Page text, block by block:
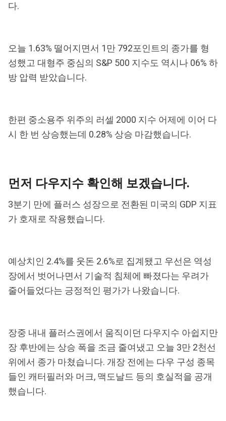
다.
오늘 1.63% 떨어지면서 1만 792포인트의 종가를 형
성했고 대형주 중심의 S&P 500 지수도 역시나 06% 하
방 압력 받았습니다.
한편 중소용주 위주의 러셀 2000 지수 어제에 이어 다
시 한 번 상승했는데 0.28% 상승 마감했습니다.
먼저 다우지수 확인해 보겠습니다.
3분기 만에 플러스 성장으로 전환된 미국의 GDP 지표
가 호재로 작용했습니다.
예상치인 2.4%를 웃돈 2.6%로 집계됐고 우선은 역성
장에서 벗어나면서 기술적 침체에 빠졌다는 우려가
줄어들었다는 긍정적인 평가가 나왔습니다.
장중 내내 플러스권에서 움직이던 다우지수 아쉽지만
장 후반에는 상승 폭을 조금 줄여냈고 오늘 3만 2천선
위에서 종가 마쳤습니다. 개장 전에는 다우 구성 종목
들인 캐터필러와 머크, 맥도날드 등의 호실적을 공개
했습니다.